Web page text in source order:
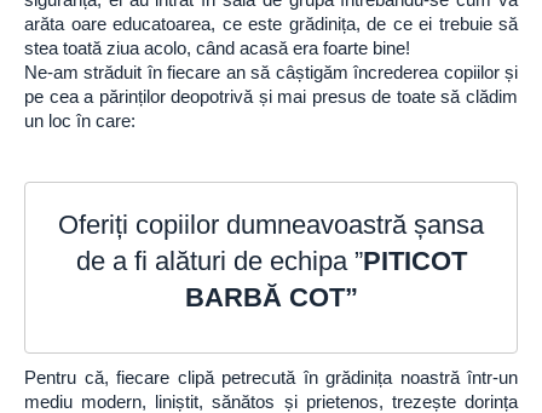
arăta oare educatoarea, ce este grădinița, de ce ei trebuie să
stea toată ziua acolo, când acasă era foarte bine!
Ne-am străduit în fiecare an să câștigăm încrederea copiilor și
pe cea a părinților deopotrivă și mai presus de toate să clădim
un loc în care:
Oferiți copiilor dumneavoastră șansa
de a fi alături de echipa ”PITICOT
BARBĂ COT”
Pentru că, fiecare clipă petrecută în grădinița noastră într-un
mediu modern, liniștit, sănătos și prietenos, trezește dorința